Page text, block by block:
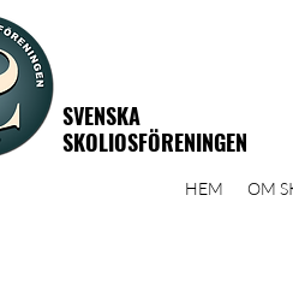
SVENSKA
SKOLIOSFÖRENINGEN
HEM OM